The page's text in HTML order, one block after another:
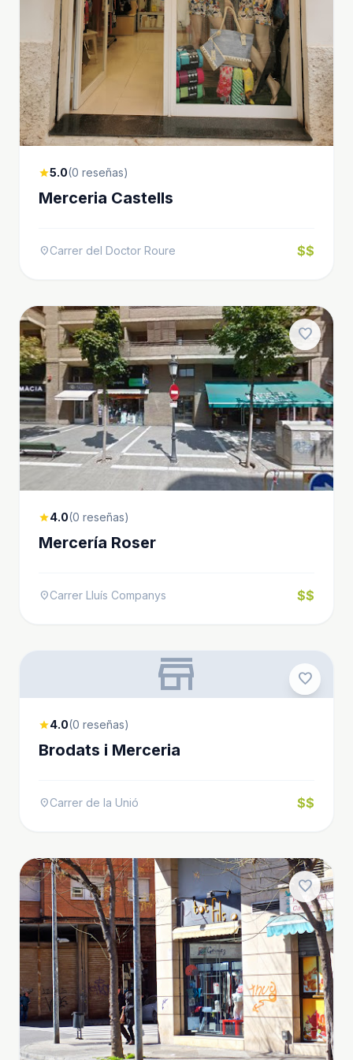
star5.0(0 reseñas)
Merceria Castells
location_onCarrer del Doctor Roure $$
favorite
star4.0(0 reseñas)
Mercería Roser
location_onCarrer Lluís Companys $$
favorite
store
star4.0(0 reseñas)
Brodats i Merceria
location_onCarrer de la Unió $$
favorite